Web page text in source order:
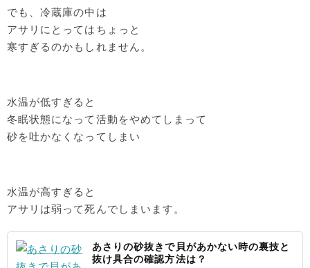
でも、冷蔵庫の中は
アサリにとってはちょっと
寒すぎるのかもしれません。
水温が低すぎると
冬眠状態になって活動をやめてしまって
砂を吐かなくなってしまい
水温が高すぎると
アサリは弱って死んでしまいます。
あさりの砂抜きで貝があかない時の裏技と
抜け具合の確認方法は？